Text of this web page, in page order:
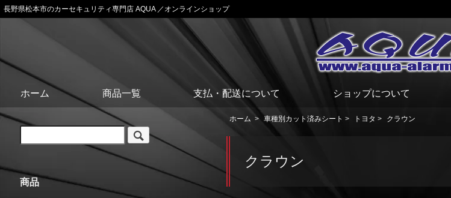
長野県松本市のカーセキュリティ専門店 AQUA ／オンラインショップ
ホーム 商品一覧 支払・配送について ショップについて
ホーム > 車種別カット済みシート > トヨタ > クラウン
クラウン
商品